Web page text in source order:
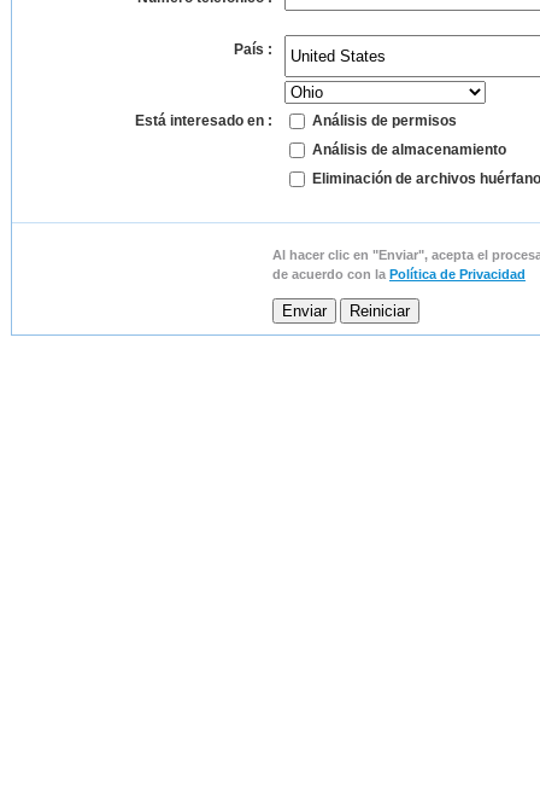
País :
Está interesado en :
Análisis de permisos
Análisis de almacenamiento
Eliminación de archivos
Al hacer clic en "Enviar", acepta el
de acuerdo con la Política de Privacidad